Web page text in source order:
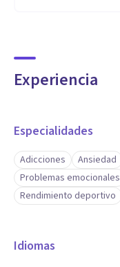
Experiencia
Especialidades
Adicciones Ansiedad
Problemas emocionales
Rendimiento deportivo
Idiomas